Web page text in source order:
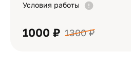
Условия работы
1000 ₽ 1300 ₽